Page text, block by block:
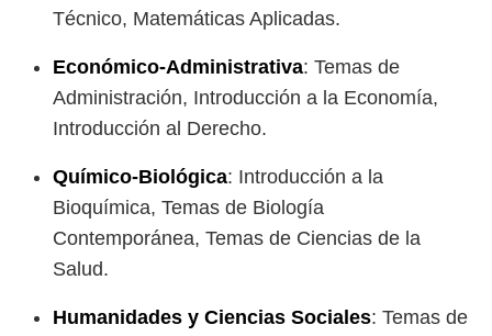
Técnico, Matemáticas Aplicadas.
Económico-Administrativa: Temas de
Administración, Introducción a la Economía,
Introducción al Derecho.
Químico-Biológica: Introducción a la
Bioquímica, Temas de Biología
Contemporánea, Temas de Ciencias de la
Salud.
Humanidades y Ciencias Sociales: Temas de